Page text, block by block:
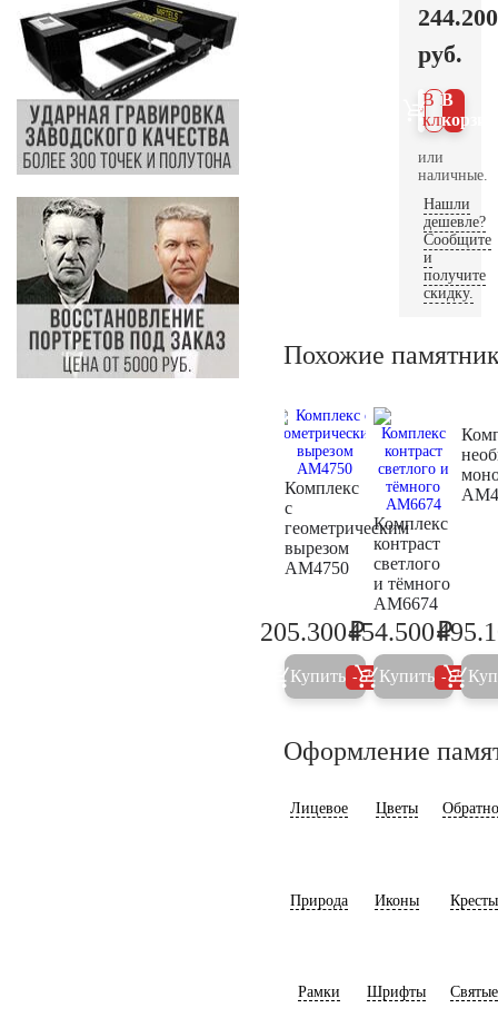
244.200
руб.
В
В 1
клик
или
наличные.
Нашли
дешевле?
Сообщите
и
получите
скидку.
Похожие
Комплекс
с
геометрическим
вырезом
AM4750
216.100
205.300₽
Купить 5%
Комплекс
контраст
светлого
и тёмного
AM6674
454.500₽
Купить 5%
Оформление
Лицевое Цветы
Природа Иконы Кресты
Рамки Шрифты Святые